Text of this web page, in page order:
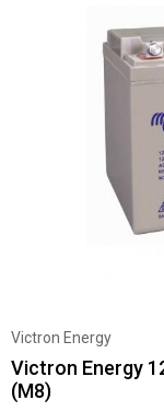
Victron Energy
Victron Energy
(M8)